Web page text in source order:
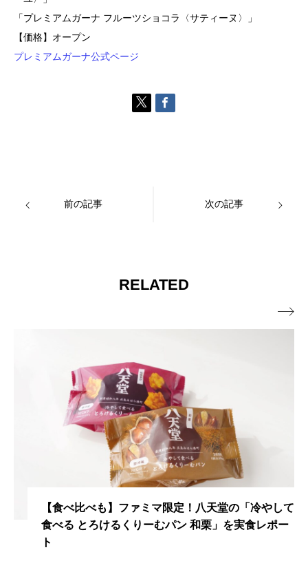
「プレミアムガーナ フルーツショコラ〈サティーヌ〉」
【価格】オープン
プレミアムガーナ公式ページ
前の記事 次の記事
RELATED
【食べ比べも】ファミマ限定！八天堂の「冷やして
食べる とろけるくりーむパン 和栗」を実食レポー
ト
